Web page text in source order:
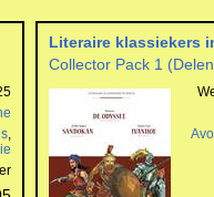
,
Literaire klassiekers
Collector Pack 1